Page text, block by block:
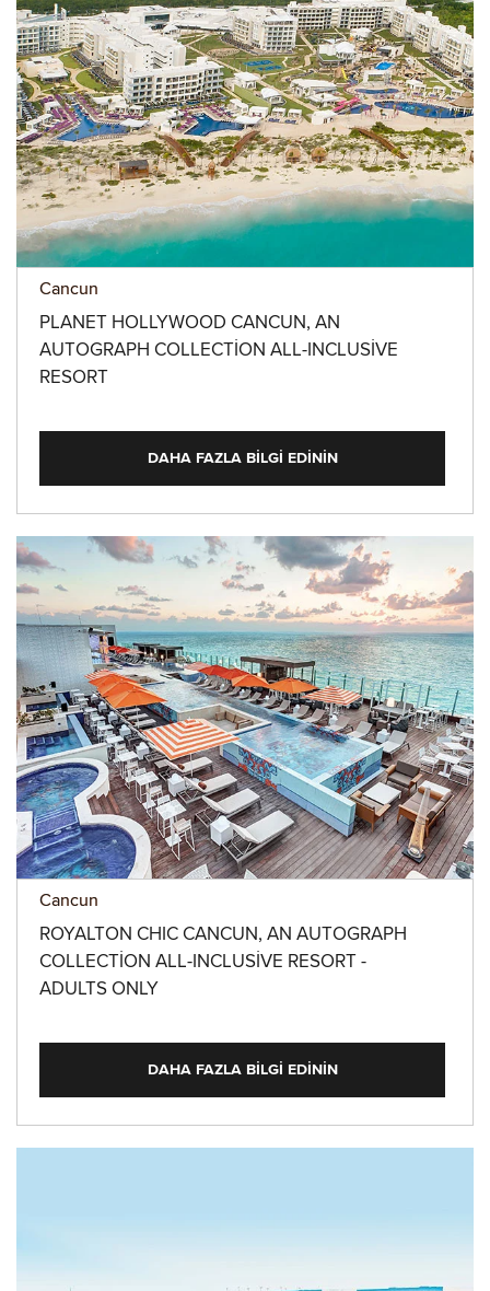
Cancun
PLANET HOLLYWOOD CANCUN, AN
AUTOGRAPH COLLECTION ALL-INCLUSIVE
RESORT
DAHA FAZLA BILGI EDININ
Cancun
ROYALTON CHIC CANCUN, AN AUTOGRAPH
COLLECTION ALL-INCLUSIVE RESORT -
ADULTS ONLY
DAHA FAZLA BILGI EDININ